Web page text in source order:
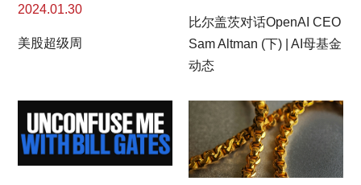
2024.01.30
美股超级周
比尔盖茨对话OpenAI CEO
Sam Altman (下) | AI母基金
动态